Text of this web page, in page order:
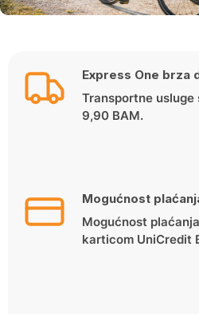
Express One brza
Transportne
9,90 BAM.
Mogućnost
Mogućnost
karticom UniCredit